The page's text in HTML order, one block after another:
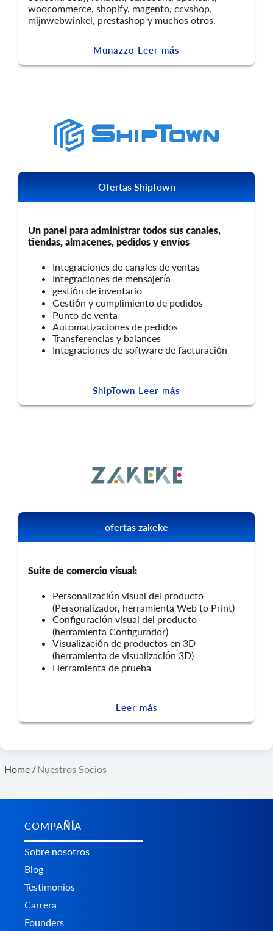
woocommerce, shopify, magento, ccvshop,
mijnwebwinkel, prestashop y muchos otros.
Munazzo Leer más
Ofertas ShipTown
Un panel para administrar todos sus canales,
tiendas, almacenes, pedidos y envíos
Integraciones de canales de ventas
Integraciones de mensajería
gestión de inventario
Gestión y cumplimiento de pedidos
Punto de venta
Automatizaciones de pedidos
Transferencias y balances
Integraciones de software de facturación
ShipTown Leer más
ofertas zakeke
Suite de comercio visual:
Personalización visual del producto
(Personalizador, herramienta Web to Print)
Configuración visual del producto
(herramienta Configurador)
Visualización de productos en 3D
(herramienta de visualización 3D)
Herramienta de prueba
Leer más
Home /Nuestros Socios
COMPAÑÍA
Sobre nosotros
Blog
Testimonios
Carrera
Founders